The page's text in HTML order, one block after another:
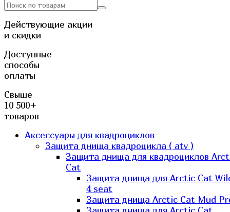
Действующие акции
и скидки
Доступные
способы
оплаты
Свыше
10 500+
товаров
Аксессуары для квадроциклов
Защита днища квадроцикла ( atv )
Защита днища для квадроциклов
Cat
Защита днища для Arctic Cat
4 seat
Защита днища Arctic Cat Mud